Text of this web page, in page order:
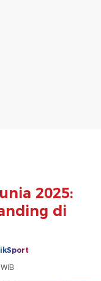
2025:
di